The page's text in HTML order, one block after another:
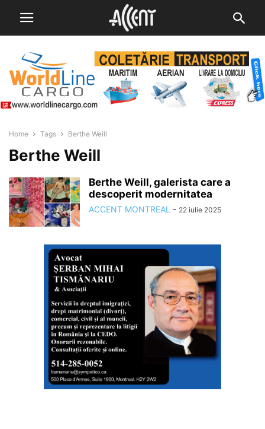
Home Tags Berthe Weill
Berthe Weill
Berthe Weill, galerista care a
descoperit modernitatea
ACCENT MONTREAL - 22 iulie 2025